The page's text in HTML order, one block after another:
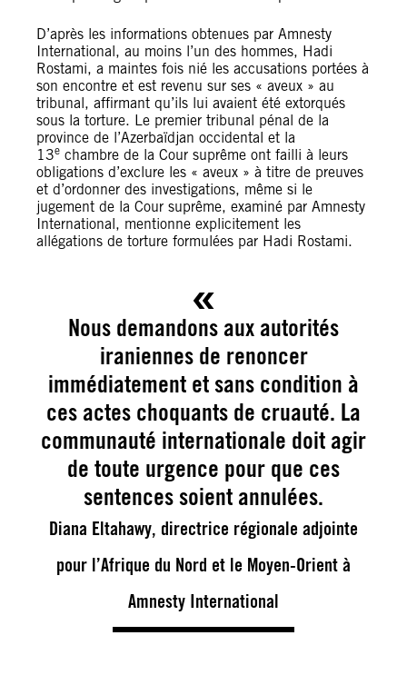
D’après les informations obtenues par Amnesty
International, au moins l’un des hommes, Hadi
Rostami, a maintes fois nié les accusations portées à
son encontre et est revenu sur ses « aveux » au
tribunal, affirmant qu’ils lui avaient été extorqués
sous la torture. Le premier tribunal pénal de la
province de l’Azerbaïdjan occidental et la
13e chambre de la Cour suprême ont failli à leurs
obligations d’exclure les « aveux » à titre de preuves
et d’ordonner des investigations, même si le
jugement de la Cour suprême, examiné par Amnesty
International, mentionne explicitement les
allégations de torture formulées par Hadi Rostami.
Nous demandons aux autorités
iraniennes de renoncer
immédiatement et sans condition à
ces actes choquants de cruauté. La
communauté internationale doit agir
de toute urgence pour que ces
sentences soient annulées.
Diana Eltahawy, directrice régionale adjointe
pour l’Afrique du Nord et le Moyen-Orient à
Amnesty International